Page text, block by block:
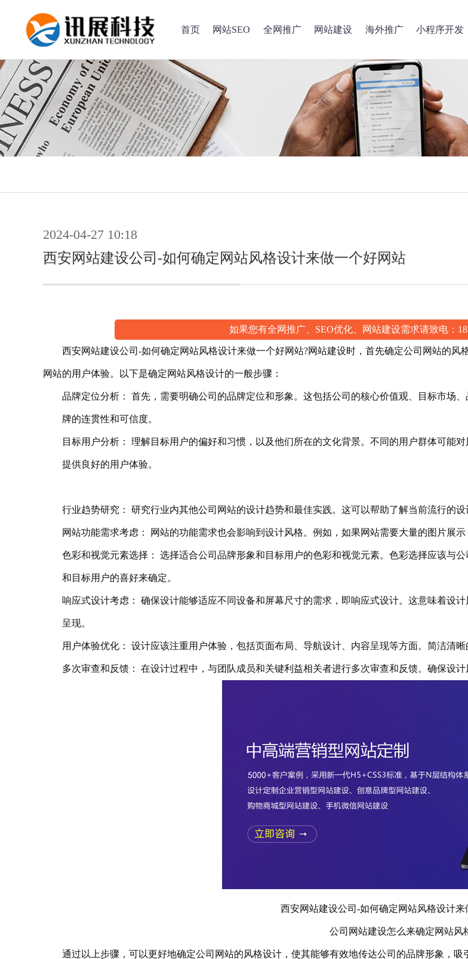
首页 网站SEO 全网推广 网站建设 海外推广 小程序开发
2024-04-27 10:18
西安网站建设公司-如何确定网站风格设计来做一个好网站
如果您有全网推广、SEO优化、网站建设需求请致电：
西安网站建设公司-如何确定网站风格设计来做一个好网站?网站建设时，首先确定公司网站的风
网站的用户体验。以下是确定网站风格设计的一般步骤：
品牌定位分析： 首先，需要明确公司的品牌定位和形象。这包括公司的核心价值观、目标市场
牌的连贯性和可信度。
目标用户分析： 理解目标用户的偏好和习惯，以及他们所在的文化背景。不同的用户群体可能
提供良好的用户体验。
行业趋势研究： 研究行业内其他公司网站的设计趋势和最佳实践。这可以帮助了解当前流行的设
网站功能需求考虑： 网站的功能需求也会影响到设计风格。例如，如果网站需要大量的图片展示
色彩和视觉元素选择： 选择适合公司品牌形象和目标用户的色彩和视觉元素。色彩选择应该与
和目标用户的喜好来确定。
响应式设计考虑： 确保设计能够适应不同设备和屏幕尺寸的需求，即响应式设计。这意味着设
呈现。
用户体验优化： 设计应该注重用户体验，包括页面布局、导航设计、内容呈现等方面。简洁清晰
多次审查和反馈： 在设计过程中，与团队成员和关键利益相关者进行多次审查和反馈。确保设计
西安网站建设公司-如何确定网站风格设计来
公司网站建设怎么来确定网站风
通过以上步骤，可以更好地确定公司网站的风格设计，使其能够有效地传达公司的品牌形象，吸